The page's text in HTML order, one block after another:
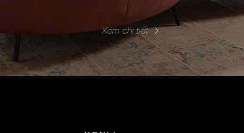
Xem chi tiết